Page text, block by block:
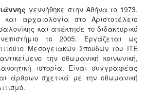
γεννήθηκε στην Αθήνα το 1973.
και αρχαιολογία στο Αριστοτέλειο
και απέκτησε το διδακτορικό
το 2005. Εργάζεται ως
Μεσογειακών Σπουδών του ΙΤΕ
την οθωμανική κοινωνική,
ιστορία. Είναι συγγραφέας
άρθρων σχετικά με την οθωμανική